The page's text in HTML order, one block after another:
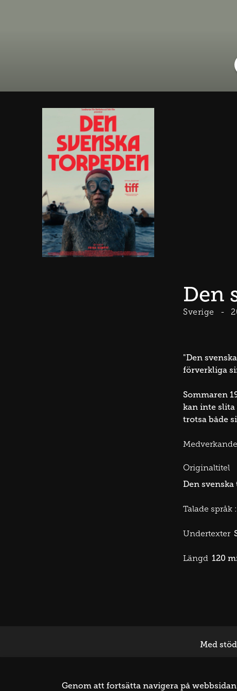
Den
Sverige
"Den
förverkliga
Sommaren
kan inte slita
trotsa både
Medverkande
Originaltitel
Den
Talade språk :
Undertexter
Längd 120
Med
Genom att fortsätta navigera på